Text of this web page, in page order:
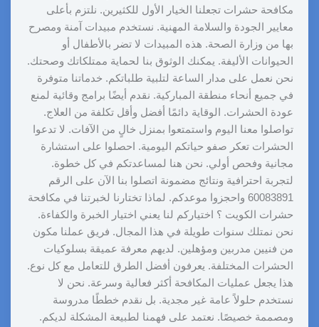
مكافحة حشرات تجعلنا الخيار الأول للكثيرين. نلتزم بأعلى
معايير الجودة والسلامة المهنية. نستخدم مبيدات آمنة ومصرح
بها من وزارة الصحة. هذه المبيدات لا تضر بالأطفال أو
الحيوانات الأليفة. يمكنك الوثوق بنا لحماية ممتلكاتك وصحتك.
نحن نعمل على مدار الساعة لتلبية طلباتكم. خدماتنا متوفرة
في جميع أنحاء منطقة المباركية. نقدم أيضًا برامج وقائية لمنع
عودة الحشرات. الوقاية دائمًا أفضل وأقل تكلفة من العلاج.
تواصلوا معنا اليوم واستمتعوا بمنزل خالٍ من الآفات. لا تدعوا
الحشرات تعكر صفو حياتكم اليومية. احصلوا على استشارة
مجانية وفحص أولي. نحن هنا لمساعدتكم في كل خطوة.
لتجربة احترافية ونتائج مضمونة اتصلوا بنا الآن على الرقم
60083891 واحجزوا موعدكم. لماذا تختارنا لخبرتنا في مكافحة
حشرات الكويت ؟ اختياركم لنا يعني اختيار الخبرة والكفاءة.
نحن نمتلك سنوات طويلة في هذا المجال. فريق عملنا مكون
من فنيين مدربين ومؤهلين. لديهم معرفة عميقة بسلوكيات
الحشرات المختلفة. يعرفون أفضل الطرق للتعامل مع كل نوع.
هذا يجعل عمليات المكافحة أكثر فعالية وسرعة. نحن لا
نستخدم حلولاً عامة غير مجدية. بل نقدم خططًا مدروسة
ومصممة خصيصًا. نعتمد على فهمنا لطبيعة المشكلة لديكم.